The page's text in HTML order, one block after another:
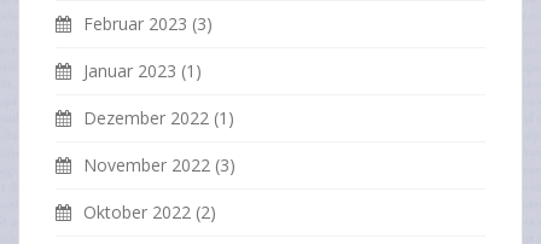
Februar 2023 (3)
Januar 2023 (1)
Dezember 2022 (1)
November 2022 (3)
Oktober 2022 (2)